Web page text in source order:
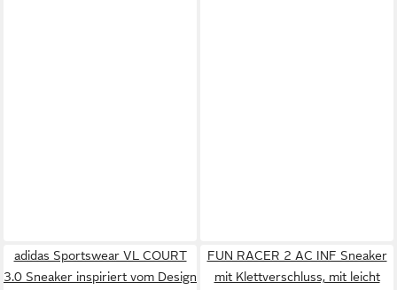
adidas Sportswear VL COURT
3.0 Sneaker inspiriert vom Design
FUN RACER 2 AC INF Sneaker
mit Klettverschluss, mit leicht